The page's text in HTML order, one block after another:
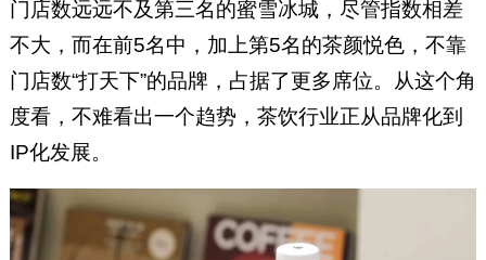
门店数远远不及第三名的蜜雪冰城，尽管指数相差
不大，而在前5名中，加上第5名的茶颜悦色，不靠
门店数“打天下”的品牌，占据了更多席位。从这个角
度看，不难看出一个趋势，茶饮行业正从品牌化到
IP化发展。